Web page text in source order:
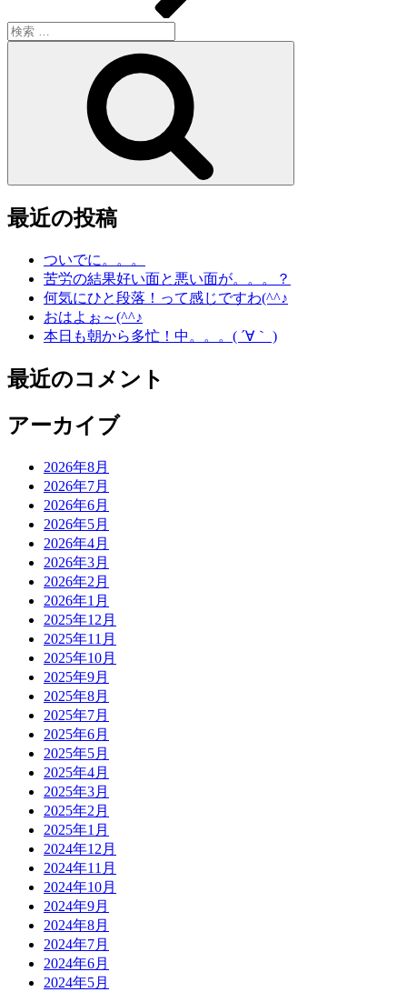
検
索:
最近の投稿
ついでに。。。
苦労の結果好い面と悪い面が。。。？
何気にひと段落！って感じですわ(^^♪
おはよぉ～(^^♪
本日も朝から多忙！中。。。( ´∀｀ )
最近のコメント
アーカイブ
2026年8月
2026年7月
2026年6月
2026年5月
2026年4月
2026年3月
2026年2月
2026年1月
2025年12月
2025年11月
2025年10月
2025年9月
2025年8月
2025年7月
2025年6月
2025年5月
2025年4月
2025年3月
2025年2月
2025年1月
2024年12月
2024年11月
2024年10月
2024年9月
2024年8月
2024年7月
2024年6月
2024年5月